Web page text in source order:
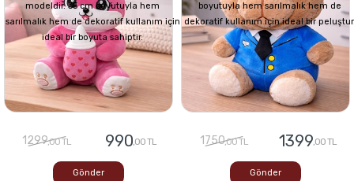
modeldir. 35 cm boyutuyla hem
sarılmalık hem de dekoratif kullanım için
ideal bir boyuta sahiptir.
1299,00 TL 990,00 TL
Gönder
boyutuyla hem sarılmalık hem de
dekoratif kullanım için ideal bir
1750,00 TL 1399,00 TL
Gönder